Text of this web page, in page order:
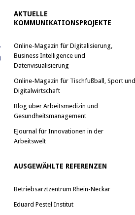
AKTUELLE
KOMMUNIKATIONSPROJEKTE
Online-Magazin für Digitalisierung,
Business Intelligence und
Datenvisualisierung
Online-Magazin für Tischfußball, Sport und
Digitalwirtschaft
Blog über Arbeitsmedizin und
Gesundheitsmanagement
EJournal für Innovationen in der
Arbeitswelt
AUSGEWÄHLTE REFERENZEN
Betriebsarztzentrum Rhein-Neckar
Eduard Pestel Institut